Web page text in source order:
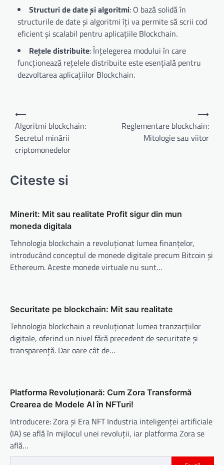
Structuri de date și algoritmi: O bază solidă în
structurile de date și algoritmi îți va permite să scrii cod
eficient și scalabil pentru aplicațiile Blockchain.
Rețele distribuite: Înțelegerea modului în care
funcționează rețelele distribuite este esențială pentru
dezvoltarea aplicațiilor Blockchain.
Navigare
în
articole
⟵
Algoritmi blockchain:
Secretul minării
criptomonedelor
Reglementare blockchain:
Mitologie sau viitor
⟶
Citeste si
Minerit: Mit sau realitate Profit sigur din mun
moneda digitala
Tehnologia blockchain a revoluționat lumea finanțelor,
introducând conceptul de monede digitale precum Bitcoin și
Ethereum. Aceste monede virtuale nu sunt…
Securitate pe blockchain: Mit sau realitate
Tehnologia blockchain a revoluționat lumea tranzacțiilor
digitale, oferind un nivel fără precedent de securitate și
transparență. Dar oare cât de…
Platforma Revoluționară: Cum Zora Transformă
Crearea de Modele AI în NFTuri!
Introducere: Zora și Era NFT Industria inteligenței artificiale
(IA) se află în mijlocul unei revoluții, iar platforma Zora se
află…